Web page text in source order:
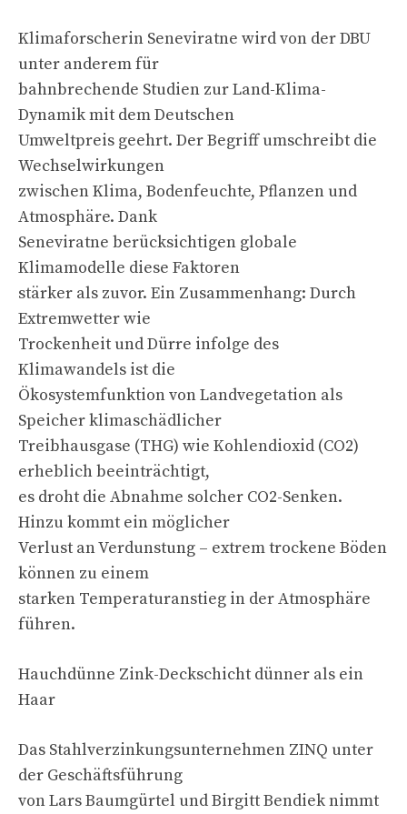
Klimaforscherin Seneviratne wird von der DBU
unter anderem für
bahnbrechende Studien zur Land-Klima-
Dynamik mit dem Deutschen
Umweltpreis geehrt. Der Begriff umschreibt die
Wechselwirkungen
zwischen Klima, Bodenfeuchte, Pflanzen und
Atmosphäre. Dank
Seneviratne berücksichtigen globale
Klimamodelle diese Faktoren
stärker als zuvor. Ein Zusammenhang: Durch
Extremwetter wie
Trockenheit und Dürre infolge des
Klimawandels ist die
Ökosystemfunktion von Landvegetation als
Speicher klimaschädlicher
Treibhausgase (THG) wie Kohlendioxid (CO2)
erheblich beeinträchtigt,
es droht die Abnahme solcher CO2-Senken.
Hinzu kommt ein möglicher
Verlust an Verdunstung – extrem trockene Böden
können zu einem
starken Temperaturanstieg in der Atmosphäre
führen.
Hauchdünne Zink-Deckschicht dünner als ein
Haar
Das Stahlverzinkungsunternehmen ZINQ unter
der Geschäftsführung
von Lars Baumgürtel und Birgitt Bendiek nimmt